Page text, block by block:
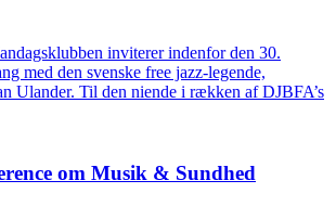
inviterer indenfor den 30.
med den svenske free jazz-legende,
Ulander. Til den niende i rækken af DJBFA’s
om Musik & Sundhed